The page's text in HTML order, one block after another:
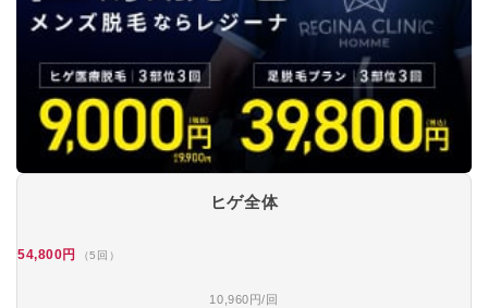
ヒゲ全体
54,800円 （5回）
10,960円/回